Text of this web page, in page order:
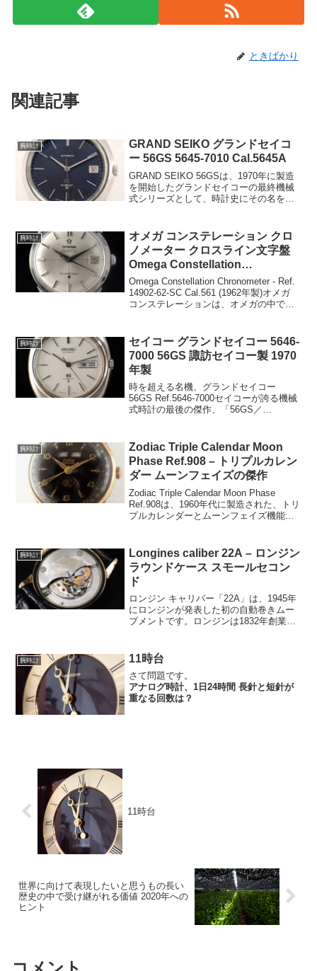
ときばかり
関連記事
腕時計
GRAND SEIKO グランドセイコ
ー 56GS 5645-7010 Cal.5645A
GRAND SEIKO 56GSは、1970年に製造
を開始したグランドセイコーの最終機械
式シリーズとして、時計史にその名を刻
統を象徴する一方で、クオーツ時計の台
頭により...
腕時計
オメガ コンステレーション クロ
ノメーター クロスライン文字盤
Omega Constellation
Chronometer Ref.14902-62-SC
Cal.561 1962製
Omega Constellation Chronometer - Ref.
14902-62-SC Cal.561 (1962年製)オメガ
コンステレーションは、オメガの中でも
腕時計
セイコー グランドセイコー 5646-
7000 56GS 諏訪セイコー製 1970
年製
時を超える名機、グランドセイコー
56GS Ref.5646-7000セイコーが誇る機械
式時計の最後の傑作、「56GS／
としてその名を轟かせました。こ...
腕時計
Zodiac Triple Calendar Moon
Phase Ref.908 – トリプルカレン
ダー ムーンフェイズの傑作
Zodiac Triple Calendar Moon Phase
Ref.908は、1960年代に製造された、トリ
プルカレンダーとムーンフェイズ機能を
の卓越した技術と...
腕時計
Longines caliber 22A – ロンジン
ラウンドケース スモールセコン
ド
ロンジン キャリバー「22A」は、1945年
にロンジンが発表した初の自動巻きムー
ブメントです。ロンジンは1832年創業の
で高い信頼性と評価を得ています。特
に、大西洋単独...
腕時計 11時台
さて問題です。
アナログ時計、1日24時間 長針と短針が
重なる回数は？
11時台
世界に向けて表現したいと思うもの長い
歴史の中で受け継がれる価値 2020年への
ヒント